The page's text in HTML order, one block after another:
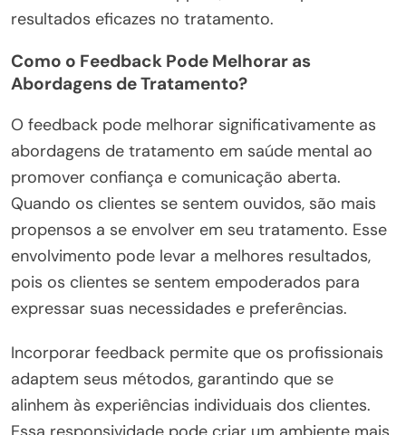
resultados eficazes no tratamento.
Como o Feedback Pode Melhorar as
Abordagens de Tratamento?
O feedback pode melhorar significativamente as
abordagens de tratamento em saúde mental ao
promover confiança e comunicação aberta.
Quando os clientes se sentem ouvidos, são mais
propensos a se envolver em seu tratamento. Esse
envolvimento pode levar a melhores resultados,
pois os clientes se sentem empoderados para
expressar suas necessidades e preferências.
Incorporar feedback permite que os profissionais
adaptem seus métodos, garantindo que se
alinhem às experiências individuais dos clientes.